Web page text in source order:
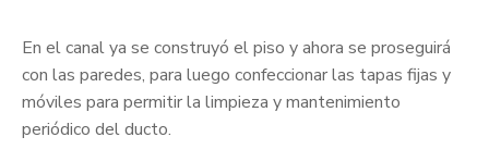
En el canal ya se construyó el piso y ahora se proseguirá
con las paredes, para luego confeccionar las tapas fijas y
móviles para permitir la limpieza y mantenimiento
periódico del ducto.